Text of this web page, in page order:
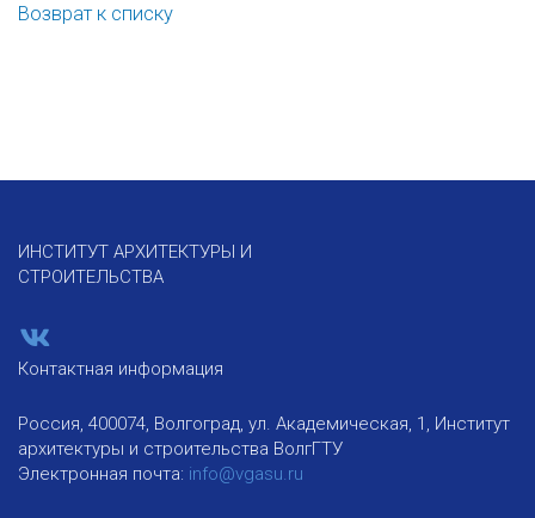
Возврат к списку
ИНСТИТУТ АРХИТЕКТУРЫ И
СТРОИТЕЛЬСТВА
Контактная информация
Россия, 400074, Волгоград, ул. Академическая, 1, Институт
архитектуры и строительства ВолгГТУ
Электронная почта: info@vgasu.ru